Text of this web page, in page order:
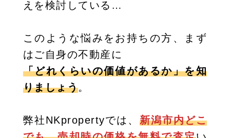
えを検討している…
このような悩みをお持ちの方、まず
はご自身の不動産に
「どれくらいの価値があるか」を知
りましょう。
弊社NKpropertyでは、 新潟市内どこ